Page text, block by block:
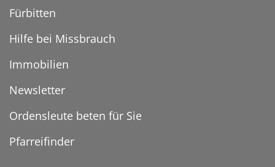
Fürbitten
Hilfe bei Missbrauch
Immobilien
Newsletter
Ordensleute beten für Sie
Pfarreifinder